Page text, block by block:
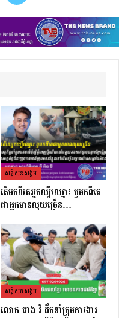
សន្តិសុខសង្គម
តេីមកពីគេអ្នកល្បីឈ្មោះ​ ឫមកពីគេ
ជាអ្នកមានលុយច្រេីន​…
សន្តិសុខសង្គម
លោក ផាង វី ដឹកនាំក្រុមការងារ